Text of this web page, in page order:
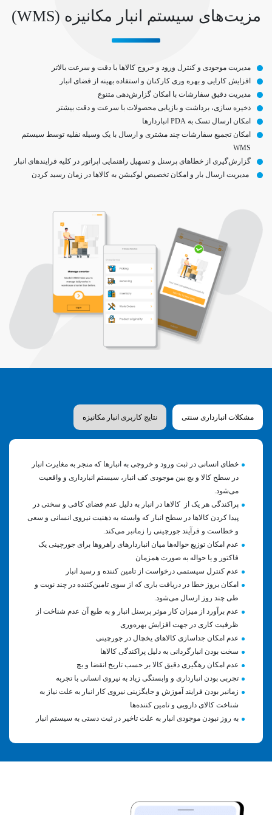
مزیت‌های سیستم انبار مکانیزه (WMS)
مدیریت موجودی و کنترل ورود و خروج کالاها با دقت و سرعت بالاتر
افزایش کارایی و بهره وری کارکنان و استفاده بهینه از فضای انبار
مدیریت دقیق سفارشات با امکان گزارش‌دهی متنوع
ذخیره سازی، برداشت و بازیابی محصولات با سرعت و دقت بیشتر
امکان ارسال تسک به PDA انباردارها
امکان تجمیع سفارشات چند مشتری و ارسال با یک وسیله نقلیه توسط سیستم
WMS
گزارش‌گیری از خطاهای پرسنل و تسهیل راهنمایی اپراتور در کلیه فرایندهای انبار
مدیریت ارسال بار و امکان تخصیص لوکیشن به کالاها در زمان رسید کردن
مشکلات انبارداری سنتی نتایج کاربری انبار مکانیزه
خطای انسانی در ثبت ورود و خروجی به انبارها که منجر به مغایرت انبار
در سطح کالا و بچ بین موجودی کف انبار، سیستم انبارداری و واقعیت
می‌شود.
پراکندگی هر یک از کالاها در انبار به دلیل عدم فضای کافی و سختی در
پیدا کردن کالاها در سطح انبار که وابسته به ذهنیت نیروی انسانی و سعی
و خطاست و فرآیند جورچینی را زمانبر می‌کند.
عدم امکان توزیع حواله‌ها میان انباردارهای راهروها برای جورچینی یک
فاکتور و یا حواله به صورت همزمان
عدم کنترل سیستمی درخواست از تامین کننده و رسید انبار
امکان بروز خطا در دریافت باری که از سوی تامین‌کننده در چند نوبت و
طی چند روز ارسال می‌شود.
عدم برآورد از میزان کار موثر پرسنل انبار و به طبع آن عدم شناخت از
ظرفیت کاری در جهت افزایش بهره‌وری
عدم امکان جداسازی کالاهای یخچال در جورچینی
سخت بودن انبارگردانی به دلیل پراکندگی کالاها
عدم امکان رهگیری دقیق کالا بر حسب تاریخ انقضا و بچ
تجربی بودن انبارداری و وابستگی زیاد به نیروی انسانی با تجربه
زمانبر بودن فرایند آموزش و جایگزینی نیروی کار انبار به علت نیاز به
شناخت کالای دارویی و تامین کننده‌ها
به روز نبودن موجودی انبار به علت تاخیر در ثبت دستی به سیستم انبار